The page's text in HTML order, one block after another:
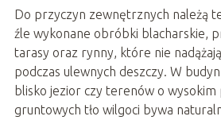
Do przyczyn zewnętrznych należą
źle wykonane obróbki blacharskie,
tarasy oraz rynny, które nie
podczas ulewnych deszczy. W
blisko jezior czy terenów o wysokim
gruntowych tło wilgoci bywa